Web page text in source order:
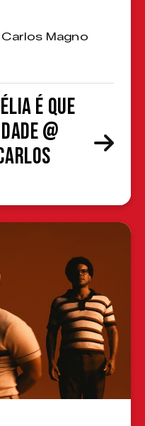
Magno
é que
@